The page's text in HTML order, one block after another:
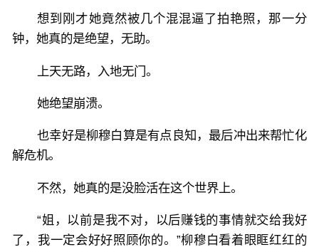
想到刚才她竟然被几个混混逼了拍艳照，那一分
钟，她真的是绝望，无助。
上天无路，入地无门。
她绝望崩溃。
也幸好是柳穆白算是有点良知，最后冲出来帮忙化
解危机。
不然，她真的是没脸活在这个世界上。
“姐，以前是我不对，以后赚钱的事情就交给我好
了，我一定会好好照顾你的。”柳穆白看着眼眶红红的